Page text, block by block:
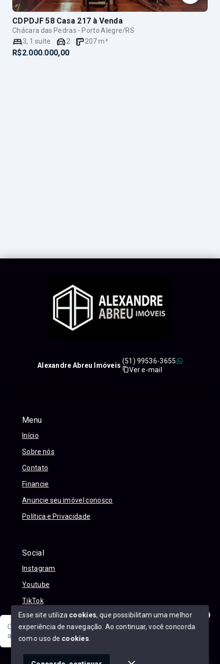
CDPDJF 58 Casa 217 à Venda
Chácara das Pedras - Porto Alegre/RS
3, 1 suíte 2 207 m²
R$2.000.000,00
Olá! Sua jornada ao novo imóvel começa aqui. Como posso
ajudar?
Menu
Início
Sobre nós
Contato
Financie
Anuncie seu imóvel conosco
Política e Privacidade
Social
Instagram
Youtube
TikTok
© Copyright 2026 - Alexandre Abreu Imóveis - Todos os
Alexandre Abreu Imóveis
(51) 99536-3655
Ver e-mail
Esse site utiliza cookies, que possibilitam uma melhor
experiência de navegação. Ao continuar, você concorda
com o uso de cookies